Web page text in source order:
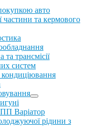
авто
частини та кермового
та трансмісії
систем
кондиціювання
Варіатор
рідини з